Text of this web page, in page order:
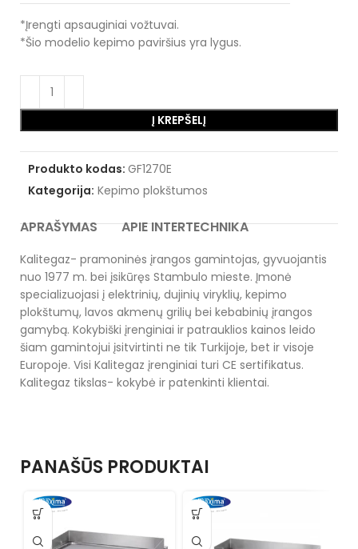
*Įrengti apsauginiai vožtuvai.
*Šio modelio kepimo paviršius yra lygus.
Į KREPŠELĮ
Produkto kodas: GF1270E
Kategorija: Kepimo plokštumos
APRAŠYMAS APIE INTERTECHNIKA
Kalitegaz- pramoninės įrangos gamintojas, gyvuojantis
nuo 1977 m. bei įsikūręs Stambulo mieste. Įmonė
specializuojasi į elektrinių, dujinių viryklių, kepimo
plokštumų, lavos akmenų grilių bei kebabinių įrangos
gamybą. Kokybiški įrenginiai ir patrauklios kainos leido
šiam gamintojui įsitvirtinti ne tik Turkijoje, bet ir visoje
Europoje. Visi Kalitegaz įrenginiai turi CE sertifikatus.
Kalitegaz tikslas- kokybė ir patenkinti klientai.
PANAŠŪS PRODUKTAI